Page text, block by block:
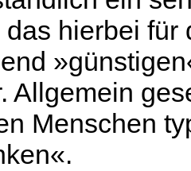
hierbei für
Allgemein
Menschen